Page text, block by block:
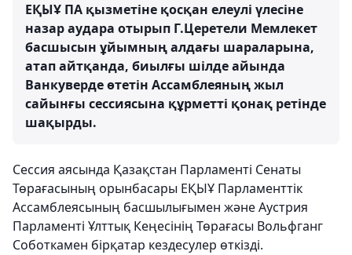
ЕҚЫҰ ПА қызметіне қосқан елеулі үлесіне
назар аудара отырып Г.Церетели Мемлекет
басшысын ұйымның алдағы шараларына,
атап айтқанда, биылғы шілде айында
Ванкуверде өтетін Ассамблеяның жыл
сайынғы сессиясына құрметті қонақ ретінде
шақырды.
Сессия аясында Қазақстан Парламенті Сенаты
Төрағасының орынбасары ЕҚЫҰ Парламенттік
Ассамблеясының басшылығымен және Аустрия
Парламенті Ұлттық Кеңесінің Төрағасы Вольфганг
Соботкамен бірқатар кездесулер өткізді.